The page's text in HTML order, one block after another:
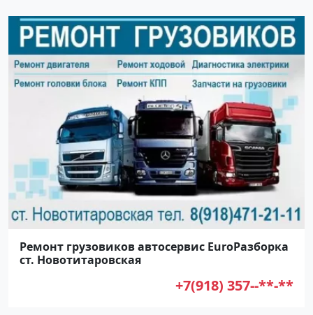
Ремонт грузовиков автосервис EuroРазборка
ст. Новотитаровская
+7(918) 357--**-**